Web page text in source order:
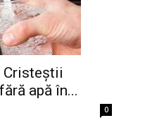
Cristeștii
apă în...
0